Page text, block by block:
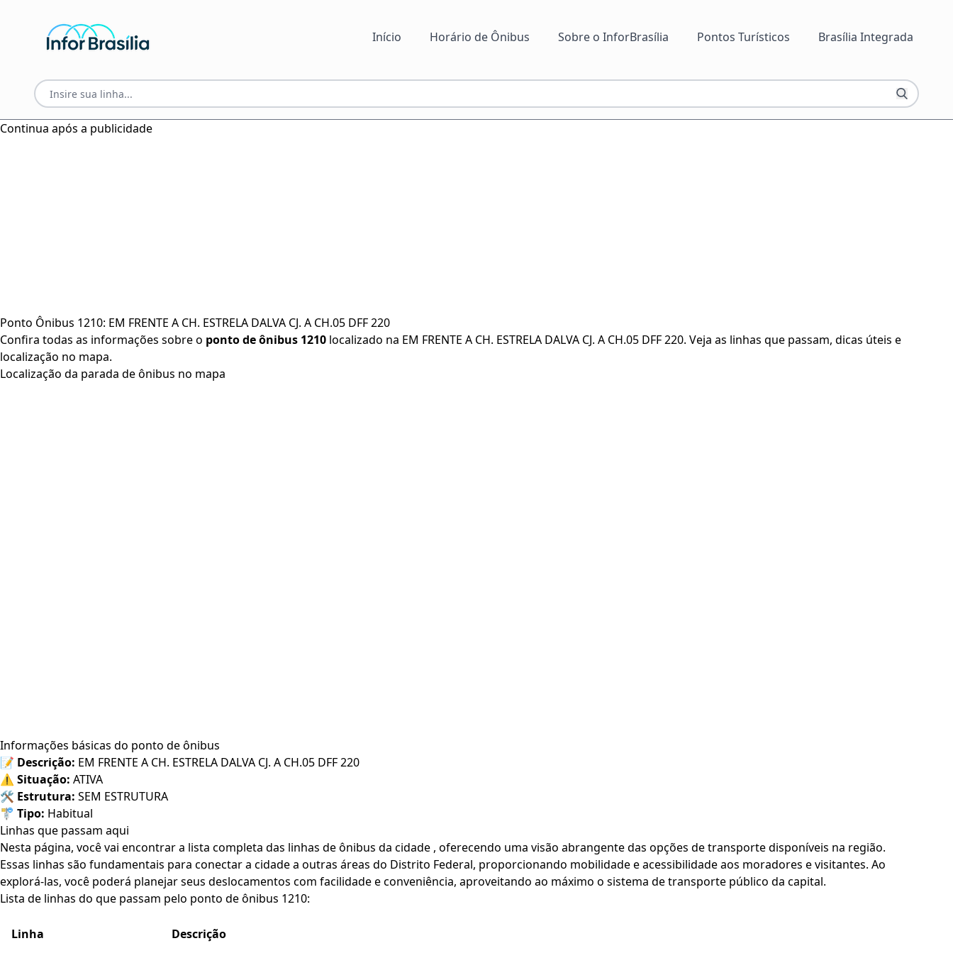
Início Horário de Ônibus Sobre o InforBrasília Pontos Turísticos Brasília Integrada
Continua após a publicidade
Ponto Ônibus 1210: EM FRENTE A CH. ESTRELA DALVA CJ. A CH.05 DFF 220
Confira todas as informações sobre o ponto de ônibus 1210 localizado na EM FRENTE A CH. ESTRELA DALVA CJ. A CH.05 DFF 220. Veja as linhas que passam, dicas úteis e
localização no mapa.
Localização da parada de ônibus no mapa
Informações básicas do ponto de ônibus
📝 Descrição: EM FRENTE A CH. ESTRELA DALVA CJ. A CH.05 DFF 220
⚠️ Situação: ATIVA
🛠️ Estrutura: SEM ESTRUTURA
🚏 Tipo: Habitual
Linhas que passam aqui
Nesta página, você vai encontrar a lista completa das linhas de ônibus da cidade , oferecendo uma visão abrangente das opções de transporte disponíveis na região.
Essas linhas são fundamentais para conectar a cidade a outras áreas do Distrito Federal, proporcionando mobilidade e acessibilidade aos moradores e visitantes. Ao
explorá-las, você poderá planejar seus deslocamentos com facilidade e conveniência, aproveitando ao máximo o sistema de transporte público da capital.
Lista de linhas do que passam pelo ponto de ônibus 1210:
Linha Descrição